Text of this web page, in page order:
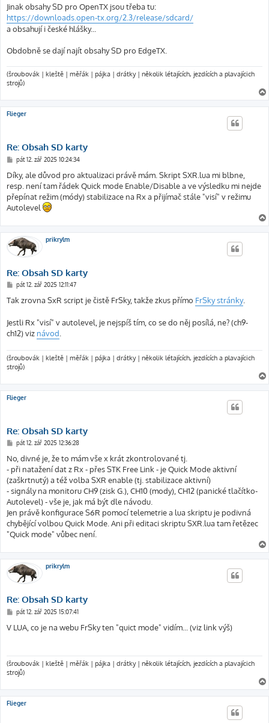
k
Jinak obsahy SD pro OpenTX jsou třeba tu:
https://downloads.open-tx.org/2.3/release/sdcard/
a obsahují i české hlášky...
Obdobně se dají najít obsahy SD pro EdgeTX.
(šroubovák | kleště | měřák | pájka | drátky | několik létajících, jezdících a plavajícich
strojů)
Flieger
Re: Obsah SD karty
P
í
s
p
ě
v
e
pát 12. zář 2025 10:24:34
Díky, ale důvod pro aktualizaci právě mám. Skript SXR.lua mi blbne,
resp. není tam řádek Quick mode Enable/Disable a ve výsledku mi nejde
přepínat režim (módy) stabilizace na Rx a přijímač stále "visí" v režimu
Autolevel
prikrylm
Re: Obsah SD karty
P
í
s
ě
v
e
pát 12. zář 2025 12:11:47
Tak zrovna SxR script je čistě FrSky, takže zkus přímo FrSky stránky.
Jestli Rx "visí" v autolevel, je nejspíš tím, co se do něj posílá, ne? (ch9-
ch12) viz návod
(šroubovák | kleště | měřák | pájka | drátky | několik létajících, jezdících a plavajícich
strojů)
Flieger
Re: Obsah SD karty
P
í
s
p
ě
v
e
k
pát 12. zář 2025 12:36:28
No, divné je, že to mám vše x krát zkontrolované tj.
- při natažení dat z Rx - přes STK Free Link - je Quick Mode aktivní
(zaškrtnutý) a též volba SXR enable (tj. stabilizace aktivní)
- signály na monitoru CH9 (zisk G.), CH10 (mody), CH12 (panické tlačítko-
Autolevel) - vše je, jak má být dle návodu.
Jen právě konfigurace S6R pomocí telemetrie a lua skriptu je podivná
chybějící volbou Quick Mode. Ani při editaci skriptu SXR.lua tam řetězec
"Quick mode" vůbec není.
prikrylm
Re: Obsah SD karty
P
í
s
v
e
pát 12. zář 2025 15:07:41
V LUA, co je na webu FrSky ten "quict mode" vidím... (viz link výš)
(šroubovák | kleště | měřák | pájka | drátky | několik létajících, jezdících a plavajícich
strojů)
Flieger